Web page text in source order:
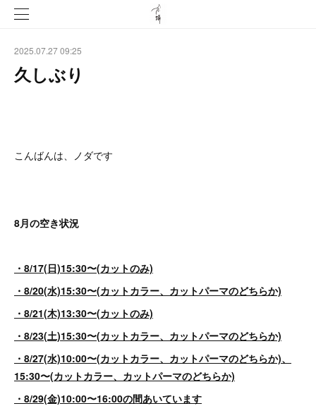
2025.07.27 09:25
久しぶり
こんばんは、ノダです
8月の空き状況
・8/17(日)15:30〜(カットのみ)
・8/20(水)15:30〜(カットカラー、カットパーマのどちらか)
・8/21(木)13:30〜(カットのみ)
・8/23(土)15:30〜(カットカラー、カットパーマのどちらか)
・8/27(水)10:00〜(カットカラー、カットパーマのどちらか)、
15:30〜(カットカラー、カットパーマのどちらか)
・8/29(金)10:00〜16:00の間あいています